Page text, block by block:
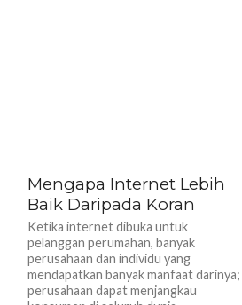
Mengapa Internet Lebih
Baik Daripada Koran
Ketika internet dibuka untuk
pelanggan perumahan, banyak
perusahaan dan individu yang
mendapatkan banyak manfaat darinya;
perusahaan dapat menjangkau